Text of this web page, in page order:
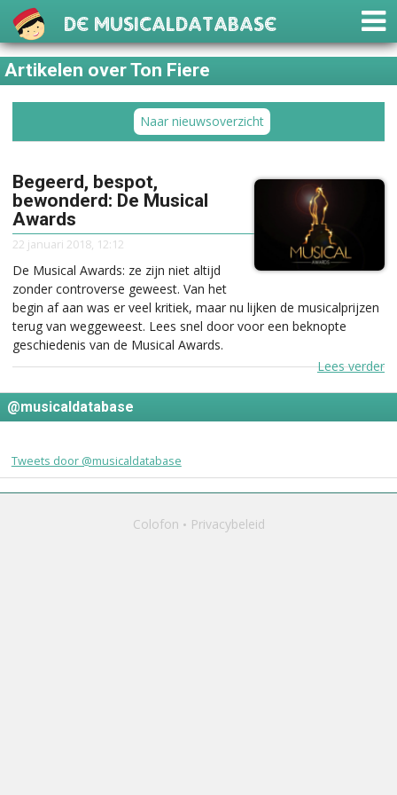
De Musicaldatabase
Artikelen over Ton Fiere
Naar nieuwsoverzicht
Begeerd, bespot,
bewonderd: De Musical
Awards
22 januari 2018, 12:12
De Musical Awards: ze zijn niet altijd
zonder controverse geweest. Van het
begin af aan was er veel kritiek, maar nu lijken de musicalprijzen
terug van weggeweest. Lees snel door voor een beknopte
geschiedenis van de Musical Awards.
Lees verder
@musicaldatabase
Tweets door @musicaldatabase
Colofon Privacybeleid